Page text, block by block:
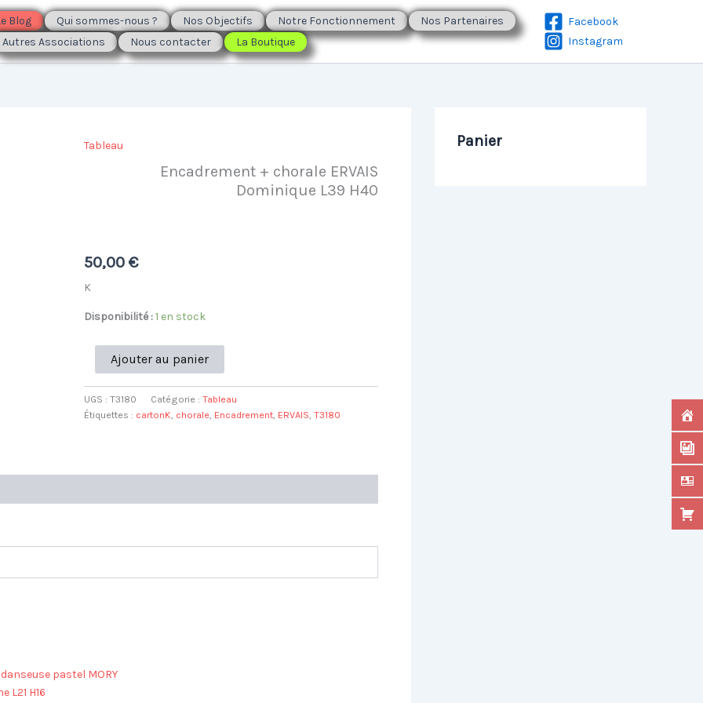
Blog Qui sommes-nous ? Nos Objectifs Notre Fonctionnement
Nos Partenaires
Autres Associations Nous contacter La Boutique
Facebook
Instagram
Tableau
Encadrement + chorale ERVAIS
Dominique L39 H40
50,00 €
K
Disponibilité :1 en stock
quantité
Encadrement
+
chorale
H40
Ajouter au panier
UGS : T3180 Catégorie : Tableau
Étiquettes : cartonK chorale Encadrement, ERVAIS T3180
Panier